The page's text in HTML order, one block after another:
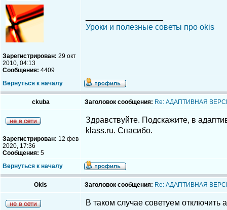
Зарегистрирован: 29 окт
2010, 04:13
Сообщения: 4409
Уроки и полезные советы про okis
Вернуться к началу
ckuba Заголовок сообщения: Re: АДАПТИВНАЯ
Зарегистрирован: 12 фев
2020, 17:36
Сообщения: 5
Здравствуйте. Подскажите, в
klass.ru. Спасибо.
Вернуться к началу
Okis Заголовок сообщения: Re: АДАПТИВНАЯ
В таком случае советуем отключить